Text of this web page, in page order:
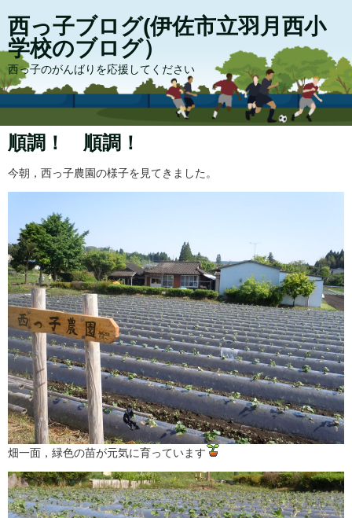
西っ子ブログ(伊佐市立羽月西小
学校のブログ）
西っ子のがんばりを応援してください
順調！ 順調！
今朝，西っ子農園の様子を見てきました。
畑一面，緑色の苗が元気に育っています